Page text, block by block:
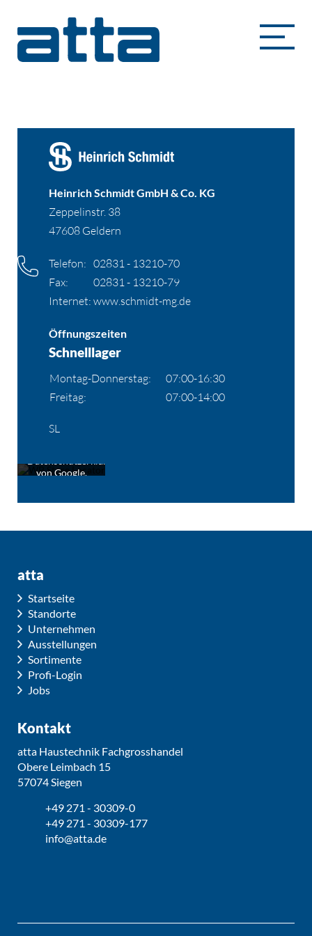
Heinrich Schmidt GmbH & Co. KG
Heinrich Schmidt GmbH & Co. KG
Zeppelinstr. 38
47608 Geldern
Telefon: 02831 - 13210-70
Fax:
02831 - 13210-79
Internet: www.schmidt-mg.de
Öffnungszeiten
Schnelllager
Montag-Donnerstag:
07:00-16:30
Freitag:
07:00-14:00
SL
der Karte
akzeptieren Sie
von Google.
atta
Startseite
Standorte
Unternehmen
Ausstellungen
Sortimente
Profi-Login
Jobs
Kontakt
atta Haustechnik Fachgrosshandel
Obere Leimbach 15
57074 Siegen
+49 271 - 30309-0
+49 271 - 30309-177
info@atta.de